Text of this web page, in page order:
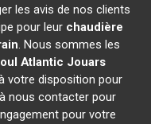
les avis de nos clients
pour leur chaudière
. Nous sommes les
Atlantic Jouars
votre disposition pour
nous contacter pour
pour votre